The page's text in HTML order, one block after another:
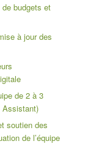
budgets et
à jour des
de 2 à 3
Assistant)
soutien des
de l’équipe